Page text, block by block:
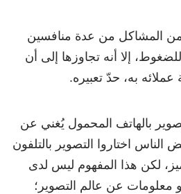
من المشاكل من عدة منافسين
إلا أنه تجاوزها إلى أن
عملائه به، حدّ تعبيره.
بالهاتف المحمول يُغني عن
اختاروا التصوير بالتلفون
لكن هذا المفهوم ليس لدى
معلومات عن عالم التصوير؛